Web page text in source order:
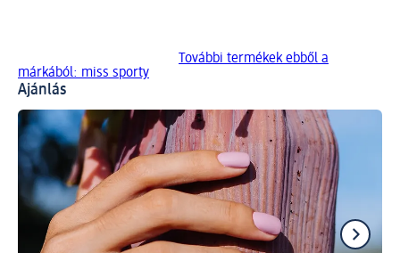
További termékek ebből a
márkából: miss sporty
Ajánlás